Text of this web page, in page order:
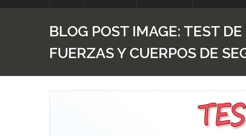
BLOG POST IMAGE: TEST
FUERZAS Y CUERPOS DE